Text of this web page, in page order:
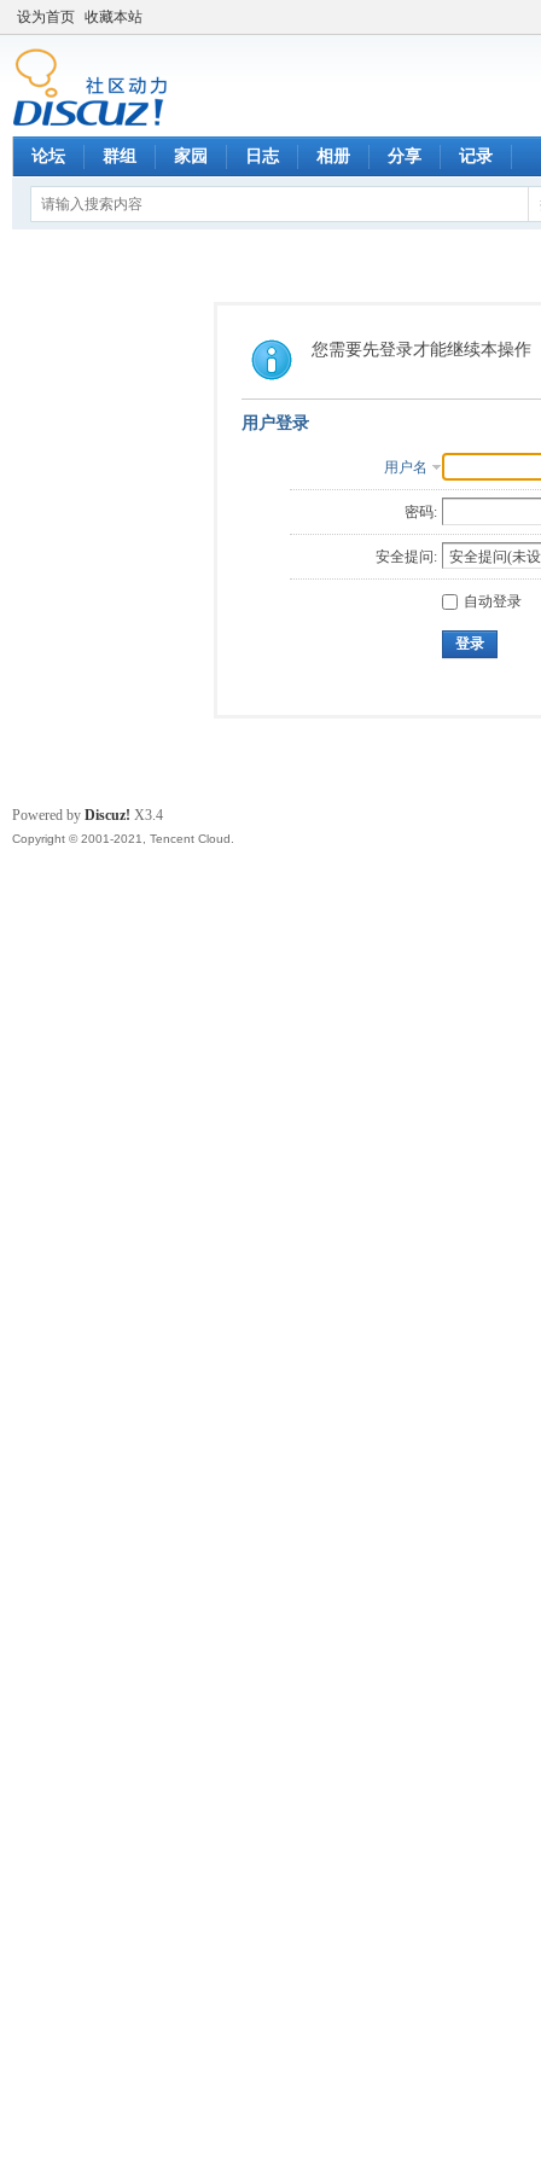
设为首页 收藏本站
论坛 群组 家园 日志 相册 分享 记录
您需要先登录才能继续本操作
用户登录
用户名
密码:
安全提问:
自动登录
登录
Powered by Discuz! X3.4
Copyright © 2001-2021, Tencent Cloud.